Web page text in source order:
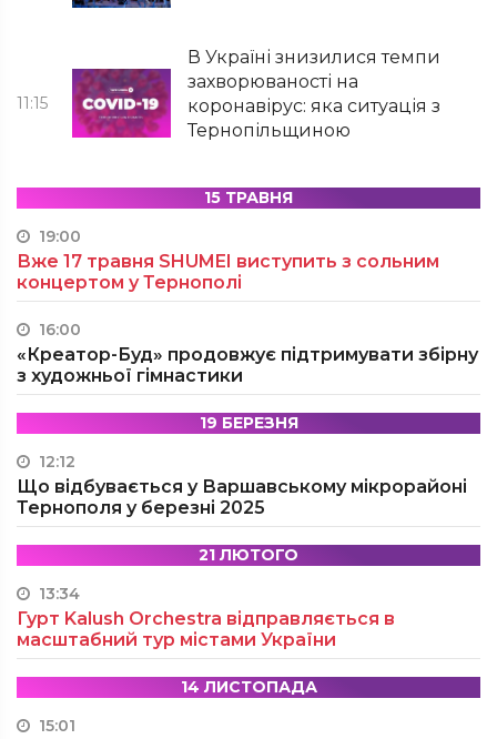
11:15
В Україні знизилися темпи
захворюваності на
коронавірус: яка ситуація з
Тернопільщиною
15 ТРАВНЯ
19:00
Вже 17 травня SHUMEI виступить з сольним
концертом у Тернополі
16:00
«Креатор-Буд» продовжує підтримувати збірну
з художньої гімнастики
19 БЕРЕЗНЯ
12:12
Що відбувається у Варшавському мікрорайоні
Тернополя у березні 2025
21 ЛЮТОГО
13:34
Гурт Kalush Orchestra відправляється в
масштабний тур містами України
14 ЛИСТОПАДА
15:01